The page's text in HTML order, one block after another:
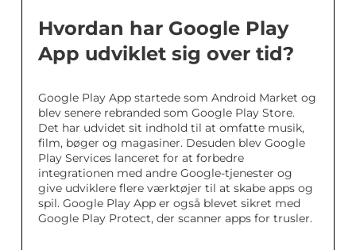
Hvordan har Google Play
App udviklet sig over tid?
Google Play App startede som Android Market og
blev senere rebranded som Google Play Store.
Det har udvidet sit indhold til at omfatte musik,
film, bøger og magasiner. Desuden blev Google
Play Services lanceret for at forbedre
integrationen med andre Google-tjenester og
give udviklere flere værktøjer til at skabe apps og
spil. Google Play App er også blevet sikret med
Google Play Protect, der scanner apps for trusler.